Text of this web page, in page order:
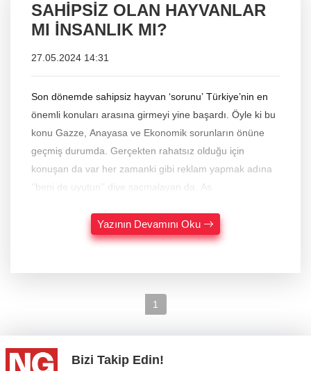
SAHİPSİZ OLAN HAYVANLAR
MI İNSANLIK MI?
27.05.2024 14:31
Son dönemde sahipsiz hayvan ‘sorunu’ Türkiye’nin en
önemli konuları arasına girmeyi yine başardı. Öyle ki bu
konu Gazze, Anayasa ve Ekonomik sorunların önüne
geçmiş durumda. Gerçekten rahatsız olduğu için
konuşan da var her zamanki gibi reklam yapmak adına
‘’beni de uyutun’’ diye saçmalayan da. As
Yazının Devamını Oku
1
Bizi Takip Edin!